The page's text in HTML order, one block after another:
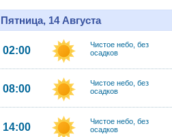
Пятница, 14 Августа
02:00
Чистое небо, без
осадков
08:00
Чистое небо, без
осадков
14:00
Чистое небо, без
осадков